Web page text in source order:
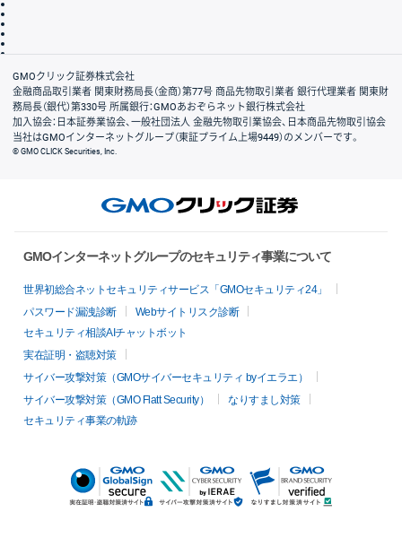
会社案内
GMOクリック証券株式会社
金融商品取引業者 関東財務局長（金商）第77号 商品先物取引業者 銀行代理業者 関東財
務局長（銀代）第330号 所属銀行：GMOあおぞらネット銀行株式会社
加入協会：日本証券業協会、一般社団法人 金融先物取引業協会、日本商品先物取引協会
当社はGMOインターネットグループ（東証プライム上場9449）のメンバーです。
© GMO CLICK Securities, Inc.
GMOインターネットグループのセキュリティ事業について
世界初総合ネットセキュリティサービス「GMOセキュリティ24」
パスワード漏洩診断
Webサイトリスク診断
セキュリティ相談AIチャットボット
実在証明・盗聴対策
サイバー攻撃対策（GMOサイバーセキュリティ byイエラエ）
サイバー攻撃対策（GMO Flatt Security）
なりすまし対策
セキュリティ事業の軌跡